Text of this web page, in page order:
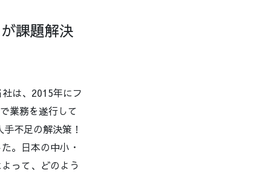
課題解決
は、2015年にフ
業務を遂行して
不足の解決策！
。日本の中小・
って、どのよう